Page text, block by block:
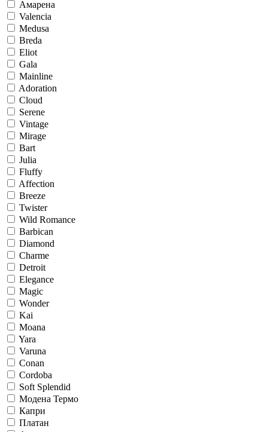
Амарена
Valencia
Medusa
Breda
Eliot
Gala
Mainline
Adoration
Cloud
Serene
Vintage
Mirage
Bart
Julia
Fluffy
Affection
Breeze
Twister
Wild Romance
Barbican
Diamond
Charme
Detroit
Elegance
Magic
Wonder
Kai
Moana
Yara
Varuna
Conan
Cordoba
Soft Splendid
Модена Термо
Капри
Платан